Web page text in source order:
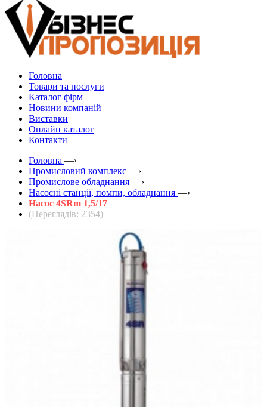
Головна
Товари та послуги
Каталог фірм
Новини компаній
Виставки
Онлайн каталог
Контакти
Головна —›
Промисловий комплекс —›
Промислове обладнання —›
Насосні станції, помпи, обладнання —›
Насос 4SRm 1,5/17
(Переглядів: 2354)